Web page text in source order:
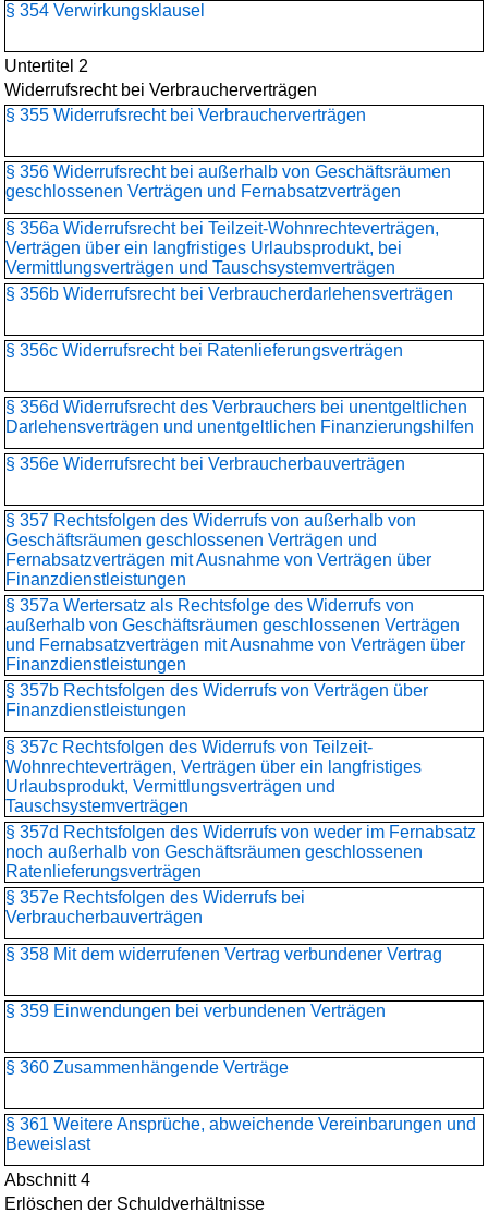
§ 354 Verwirkungsklausel
Untertitel 2
Widerrufsrecht bei Verbraucherverträgen
§ 355 Widerrufsrecht bei Verbraucherverträgen
§ 356 Widerrufsrecht bei außerhalb von Geschäftsräumen
geschlossenen Verträgen und Fernabsatzverträgen
§ 356a Widerrufsrecht bei Teilzeit-Wohnrechteverträgen,
Verträgen über ein langfristiges Urlaubsprodukt, bei
Vermittlungsverträgen und Tauschsystemverträgen
§ 356b Widerrufsrecht bei Verbraucherdarlehensverträgen
§ 356c Widerrufsrecht bei Ratenlieferungsverträgen
§ 356d Widerrufsrecht des Verbrauchers bei unentgeltlichen
Darlehensverträgen und unentgeltlichen Finanzierungshilfen
§ 356e Widerrufsrecht bei Verbraucherbauverträgen
§ 357 Rechtsfolgen des Widerrufs von außerhalb von
Geschäftsräumen geschlossenen Verträgen und
Fernabsatzverträgen mit Ausnahme von Verträgen über
Finanzdienstleistungen
§ 357a Wertersatz als Rechtsfolge des Widerrufs von
außerhalb von Geschäftsräumen geschlossenen Verträgen
und Fernabsatzverträgen mit Ausnahme von Verträgen über
Finanzdienstleistungen
§ 357b Rechtsfolgen des Widerrufs von Verträgen über
Finanzdienstleistungen
§ 357c Rechtsfolgen des Widerrufs von Teilzeit-
Wohnrechteverträgen, Verträgen über ein langfristiges
Urlaubsprodukt, Vermittlungsverträgen und
Tauschsystemverträgen
§ 357d Rechtsfolgen des Widerrufs von weder im Fernabsatz
noch außerhalb von Geschäftsräumen geschlossenen
Ratenlieferungsverträgen
§ 357e Rechtsfolgen des Widerrufs bei
Verbraucherbauverträgen
§ 358 Mit dem widerrufenen Vertrag verbundener Vertrag
§ 359 Einwendungen bei verbundenen Verträgen
§ 360 Zusammenhängende Verträge
§ 361 Weitere Ansprüche, abweichende Vereinbarungen und
Beweislast
Abschnitt 4
Erlöschen der Schuldverhältnisse